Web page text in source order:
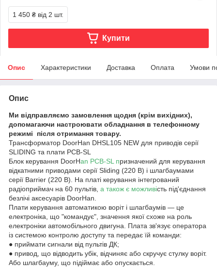
1 450 ₴ від 2 шт.
Купити
Опис Характеристики Доставка Оплата Умови
Опис
Ми відправляємо замовлення щодня (крім вихідних),
допомагаючи настроювати обладнання в телефонному
режимі після отримання товару.
Трансформатор DoorHan DHSL105 NEW для приводів серії
SLIDING та плати PCB-SL
Блок керування DoorHan PCB-SL призначений для керування
відкатними приводами серії Sliding (220 В) і шлагбаумами
серії Barrier (220 В). На платі керування інтегрований
радіоприймач на 60 пультів, а також є можливість під'єднання
безлічі аксесуарів DoorHan.
Плати керування автоматикою воріт і шлагбаумів — це
електроніка, що "командує", значення якої схоже на роль
електроніки автомобільного двигуна. Плата зв'язує оператора
із системою контролю доступу та передає їй команди:
● приймати сигнали від пультів ДК;
● привод, що відводить убік, відчиняє або скручує стулку воріт.
Або шлагбауму, що підіймає або опускається.